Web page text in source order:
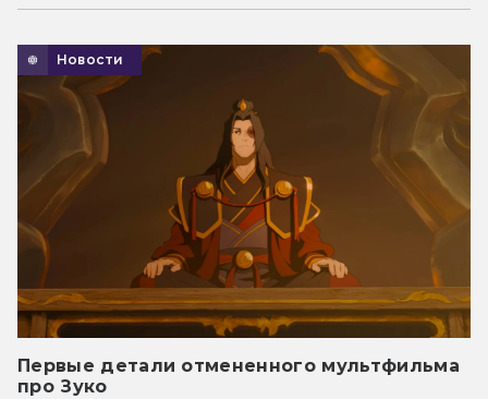
Новости
Первые детали отмененного мультфильма
про Зуко